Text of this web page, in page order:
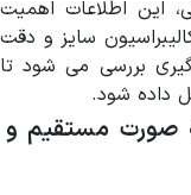
این اطلاعات اهمیت
سایز و دقت
بررسی می شود تا
داده شود.
صورت مستقیم و